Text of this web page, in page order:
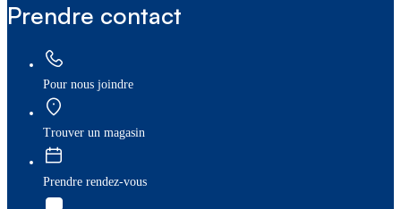
Prendre contact
Pour nous joindre
Trouver un magasin
Prendre rendez-vous